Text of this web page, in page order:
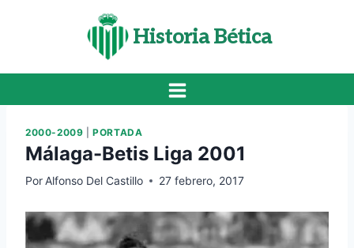
Historia Bética
2000-2009 |PORTADA
Málaga-Betis Liga 2001
Por Alfonso Del Castillo 27 febrero, 2017